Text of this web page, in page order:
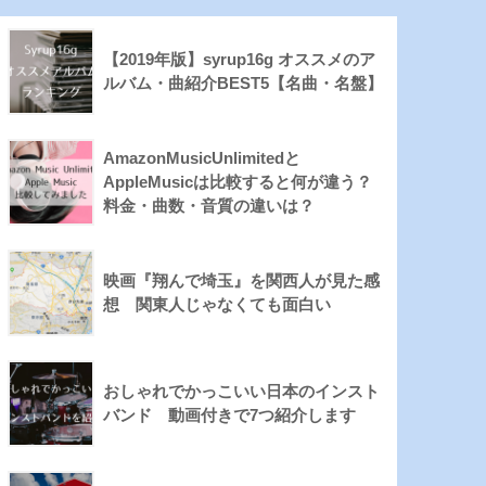
【2019年版】syrup16g オススメのア
ルバム・曲紹介BEST5【名曲・名盤】
AmazonMusicUnlimitedと
AppleMusicは比較すると何が違う？
料金・曲数・音質の違いは？
映画『翔んで埼玉』を関西人が見た感
想 関東人じゃなくても面白い
おしゃれでかっこいい日本のインスト
バンド 動画付きで7つ紹介します